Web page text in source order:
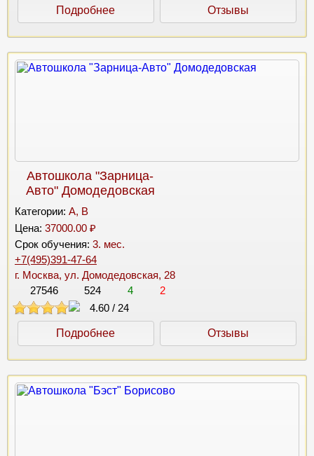
Подробнее Отзывы
Автошкола "Зарница-
Авто" Домодедовская
Категории: A, B
Цена: 37000.00 ₽
Срок обучения: 3. мес.
+7(495)391-47-64
г. Москва, ул. Домодедовская, 28
27546
524 4
2
4.60 / 24
Подробнее Отзывы